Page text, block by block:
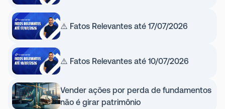
⚠️ Fatos Relevantes até 17/07/2026
⚠️ Fatos Relevantes até 10/07/2026
Vender ações por perda de fundamentos
não é girar patrimônio